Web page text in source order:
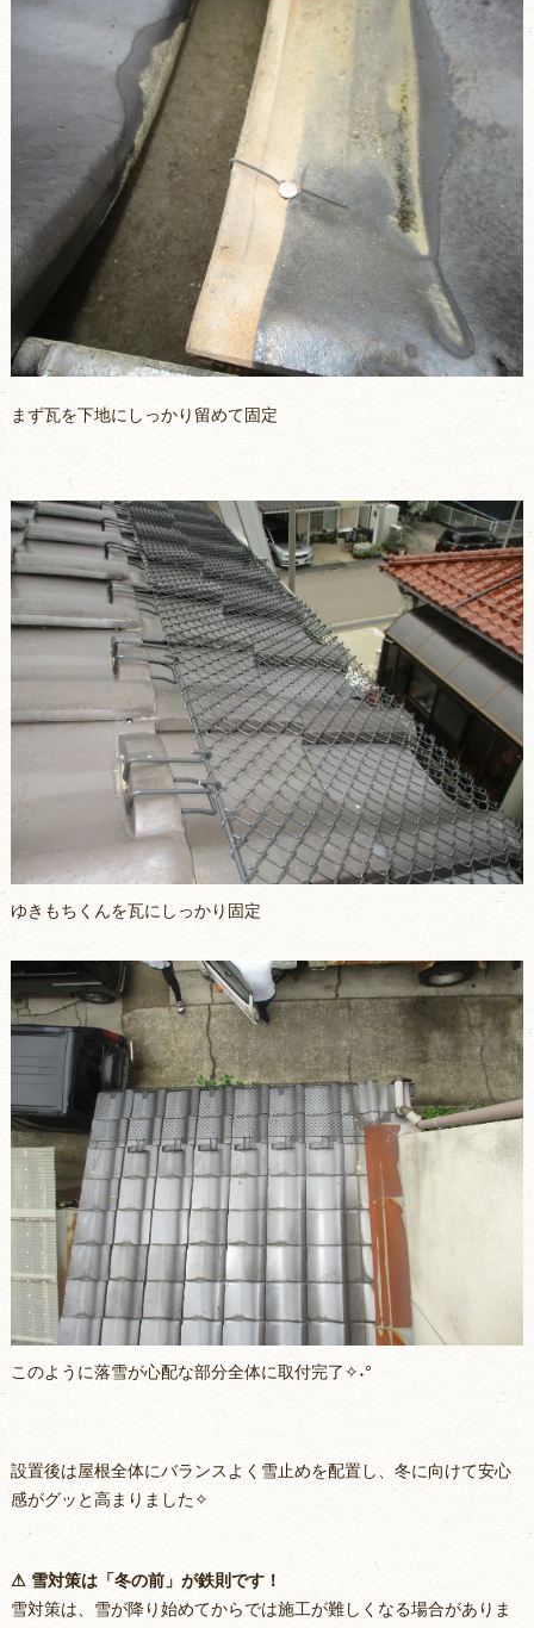
まず瓦を下地にしっかり留めて固定
ゆきもちくんを瓦にしっかり固定
このように落雪が心配な部分全体に取付完了✧˖°
設置後は屋根全体にバランスよく雪止めを配置し、冬に向けて安心
感がグッと高まりました✧
⚠ 雪対策は「冬の前」が鉄則です！
雪対策は、雪が降り始めてからでは施工が難しくなる場合がありま